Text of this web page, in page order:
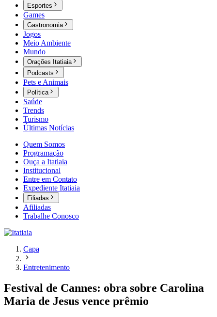
Esportes
Games
Gastronomia
Jogos
Meio Ambiente
Mundo
Orações Itatiaia
Podcasts
Pets e Animais
Política
Saúde
Trends
Turismo
Últimas Notícias
Quem Somos
Programação
Ouça a Itatiaia
Institucional
Entre em Contato
Expediente Itatiaia
Filiadas
Afiliadas
Trabalhe Conosco
Capa
Entretenimento
Festival de Cannes: obra sobre Carolina
Maria de Jesus vence prêmio